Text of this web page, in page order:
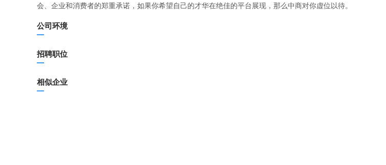
会、企业和消费者的郑重承诺，如果你希望自己的才华在绝佳的平台展现，那么中商对你虚位以待。
公司环境
招聘职位
相似企业